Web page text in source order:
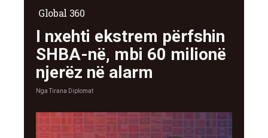
Global 360
I nxehti ekstrem përfshin
SHBA-në, mbi 60 milionë
njerëz në alarm
Nga Tirana Diplomat